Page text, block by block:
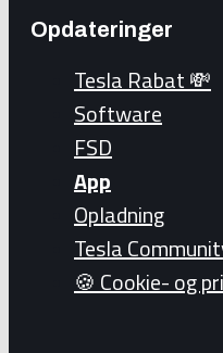
Opdateringer
Tesla Rabat 💸
Software
FSD
App
Opladning
Tesla
🍪 Cookie- og